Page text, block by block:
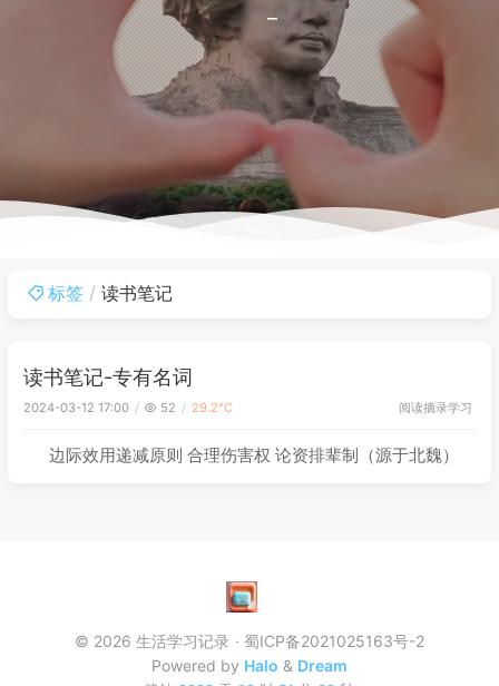
标签 读书笔记
读书笔记-专有名词
2024-03-12 17:00 52 29.2℃ 阅读摘录学习
边际效用递减原则 合理伤害权 论资排辈制（源于北魏）
© 2026 生活学习记录
蜀ICP备2021025163号-2
Powered by Halo & Dream